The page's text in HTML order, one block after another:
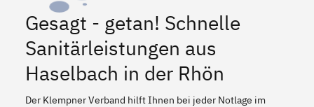
Gesagt - getan! Schnelle
Sanitärleistungen aus
Haselbach in der Rhön
Der Klempner Verband hilft Ihnen bei jeder Notlage im